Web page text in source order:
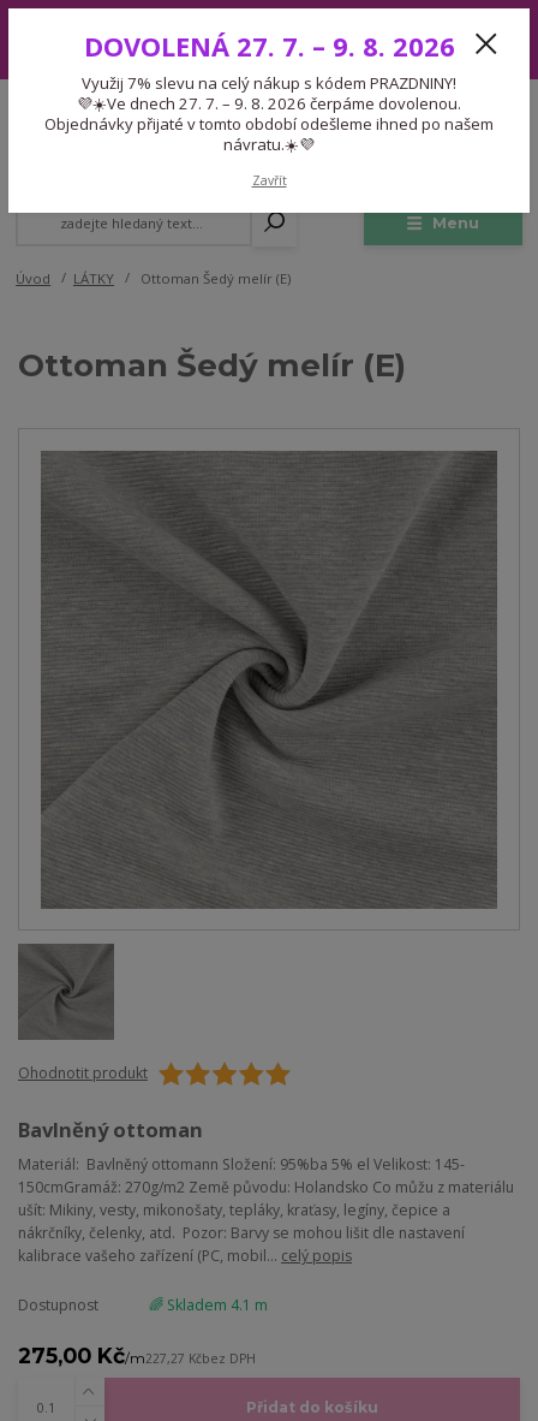
7. – 9. 8. 2026 čerpáme dovolenou. Objednávky přijaté v tomto období
odešleme ihned po našem návratu.☀️💜
Menu
CZK
Expedice 775 866 913
Po-Čt 9-15:30 Pá 9-14:30 Pauza 13-13:45
Úvod LÁTKY Ottoman Šedý melír (E)
Ottoman Šedý melír (E)
Ohodnotit produkt
Bavlněný ottoman
Materiál: Bavlněný ottomann Složení: 95%ba 5% el Velikost: 145-
150cmGramáž: 270g/m2 Země původu: Holandsko Co můžu z materiálu
ušít: Mikiny, vesty, mikonošaty, tepláky, kraťasy, legíny, čepice a
nákrčníky, čelenky, atd. Pozor: Barvy se mohou lišit dle nastavení
kalibrace vašeho zařízení (PC, mobil... celý popis
Dostupnost 🌈 Skladem 4.1 m
275,00 Kč/m227,27 Kčbez DPH
Přidat do košíku
DOVOLENÁ 27. 7. – 9. 8. 2026
Využij 7% slevu na celý nákup s kódem PRAZDNINY!
💜☀️Ve dnech 27. 7. – 9. 8. 2026 čerpáme dovolenou.
Objednávky přijaté v tomto období odešleme ihned po našem
návratu.☀️💜
Zavřít